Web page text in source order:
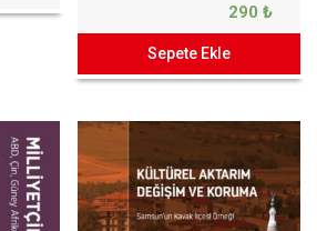
290 ₺
Sepete Ekle